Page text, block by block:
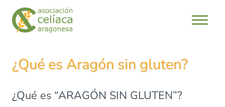
Saltar
contenido
¿Qué es Aragón sin gluten?
¿Qué es “ARAGÓN SIN GLUTEN”?